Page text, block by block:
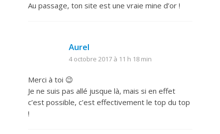
Au passage, ton site est une vraie mine d’or !
Aurel
4 octobre 2017 à 11 h 18 min
Merci à toi 😉
Je ne suis pas allé jusque là, mais si en effet
c’est possible, c’est effectivement le top du top
!